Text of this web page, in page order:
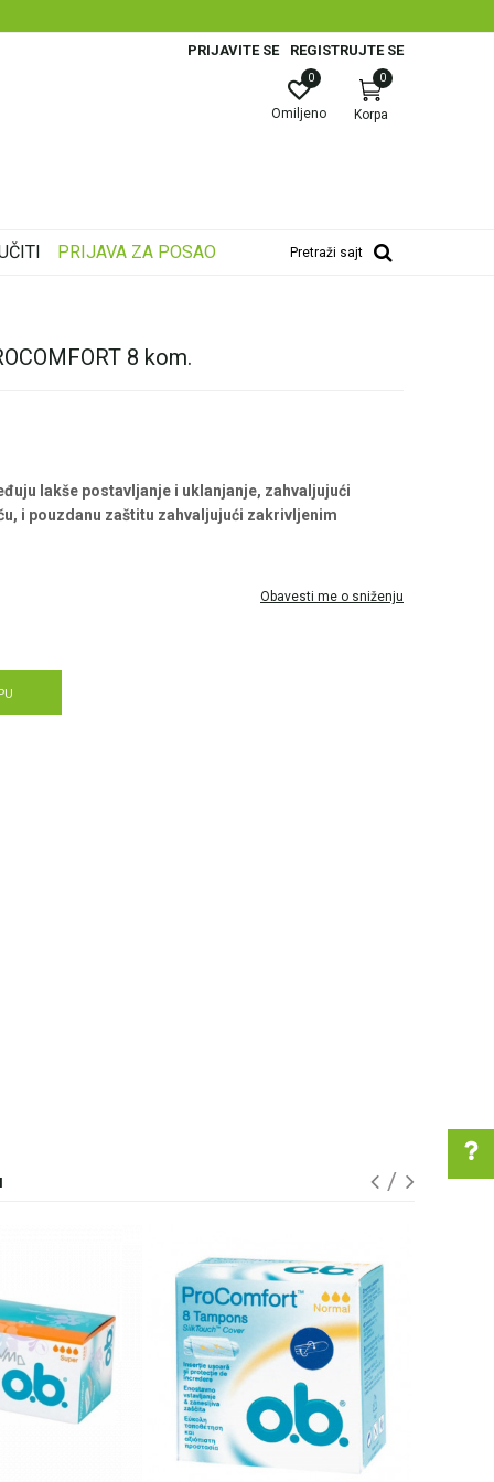
PRIJAVITE SE REGISTRUJTE SE
Korpa
0
Omiljeno
0
PRIJAVA ZA POSAO Pretraži sajt
8 kom.
lakše postavljanje i uklanjanje, zahvaljujući
i pouzdanu zaštitu zahvaljujući zakrivljenim
Obavesti me o sniženju
Za više informacija u
vezi online porudžbine
pišite nam:
customers@oazazdravlja.rs
ili pozovite:
+381631105804